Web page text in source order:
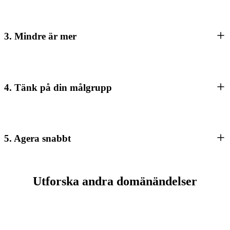
3. Mindre är mer
4. Tänk på din målgrupp
5. Agera snabbt
Utforska andra domänändelser